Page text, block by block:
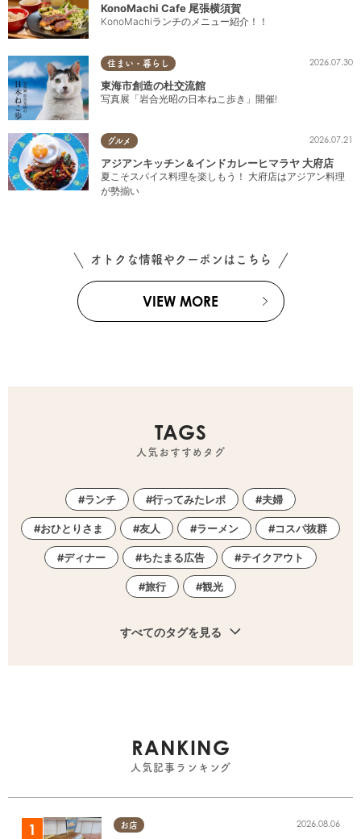
KonoMachi Cafe 尾張横須賀
KonoMachiランチのメニュー紹介！！
住まい・暮らし 2026.07.30
東海市創造の杜交流館
写真展「岩合光昭の日本ねこ歩き」開催!
グルメ 2026.07.21
アジアンキッチン＆インドカレーヒマラヤ 大府店
夏こそスパイス料理を楽しもう！ 大府店はアジアン料理
が勢揃い
オトクな情報やクーポンはこちら
VIEW MORE
TAGS
人気おすすめタグ
ランチ 行ってみたレポ 夫婦
おひとりさま 友人 ラーメン コスパ抜群
ディナー ちたまる広告 テイクアウト
旅行 観光
すべてのタグを見る
RANKING
人気記事ランキング
お店 2026.08.06